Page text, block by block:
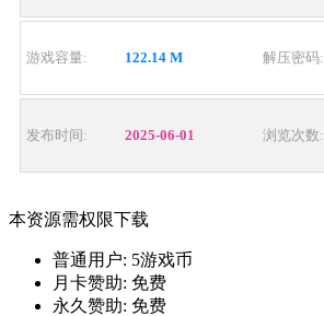
游戏容量: 122.14 M 解压密码:
发布时间: 2025-06-01 浏览次数:
本资源需权限下载
普通用户: 5游戏币
月卡赞助: 免费
永久赞助: 免费